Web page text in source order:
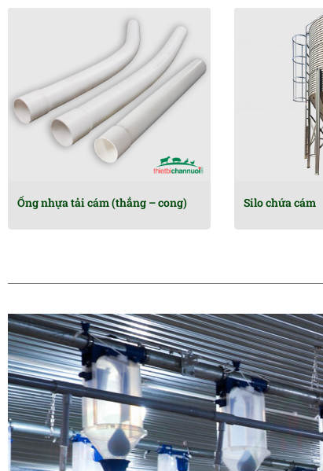
Ống nhựa tải cám (thẳng – cong) Silo chứa cám